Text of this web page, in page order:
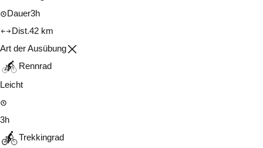
Dauer3h
Dist.42 km
Art der Ausübung
Rennrad
Leicht
3h
Trekkingrad